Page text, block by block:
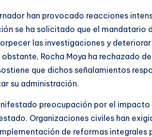
han provocado reacciones
se ha solicitado que el mandatario
las investigaciones y deteriorar
Rocha Moya ha rechazado
que dichos señalamientos
su administración.
preocupación por el impacto
Organizaciones civiles han
de reformas integrales